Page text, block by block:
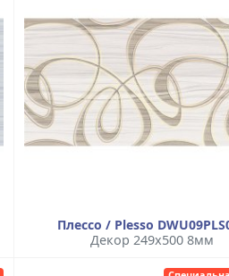
Плессо / Plesso
Декор 249x500 8мм